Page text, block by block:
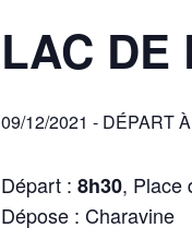
LAC DE
09/12/2021 - DÉPART
Départ : 8h30, Place
Dépose : Charavine